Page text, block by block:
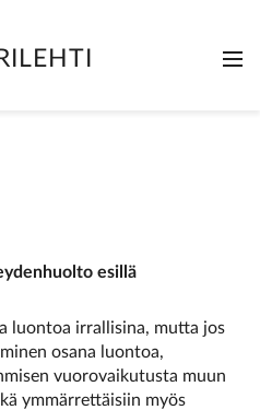
esillä
luontoa irrallisina, mutta jos
osana luontoa,
vuorovaikutusta muun
ymmärrettäisiin myös